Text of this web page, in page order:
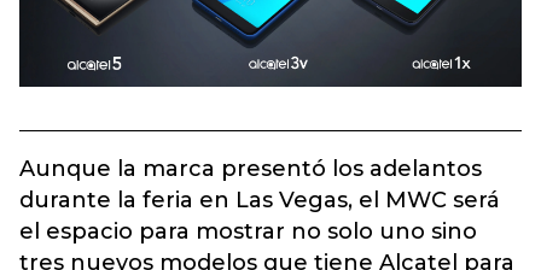
Aunque la marca presentó los adelantos
durante la feria en Las Vegas, el MWC será
el espacio para mostrar no solo uno sino
tres nuevos modelos que tiene Alcatel para